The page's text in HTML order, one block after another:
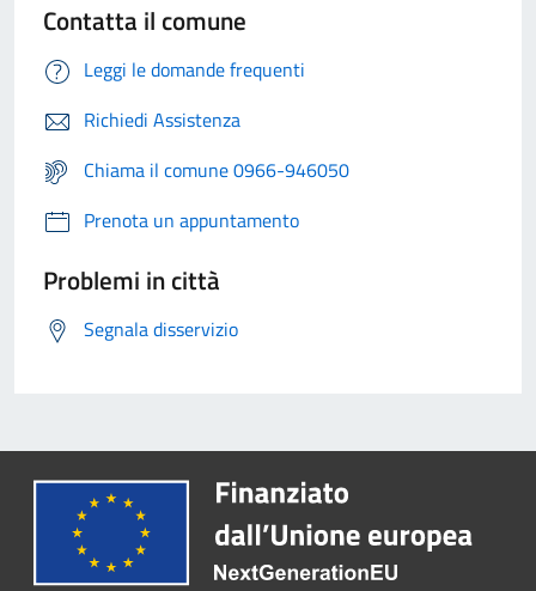
Contatta il comune
Leggi le domande frequenti
Richiedi Assistenza
Chiama il comune 0966-946050
Prenota un appuntamento
Problemi in città
Segnala disservizio